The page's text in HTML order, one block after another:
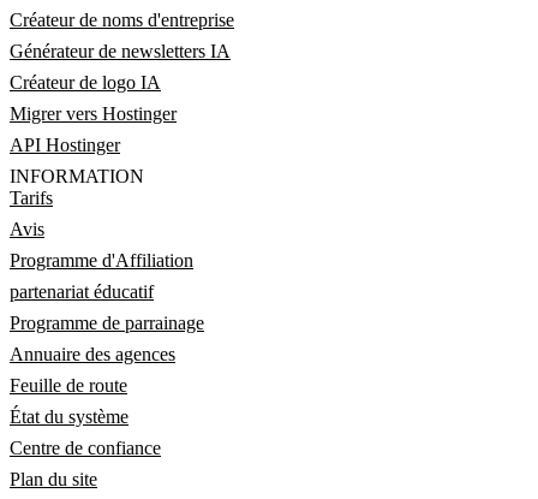
Créateur de noms d'entreprise
Générateur de newsletters IA
Créateur de logo IA
Migrer vers Hostinger
API Hostinger
INFORMATION
Tarifs
Avis
Programme d'Affiliation
partenariat éducatif
Programme de parrainage
Annuaire des agences
Feuille de route
État du système
Centre de confiance
Plan du site